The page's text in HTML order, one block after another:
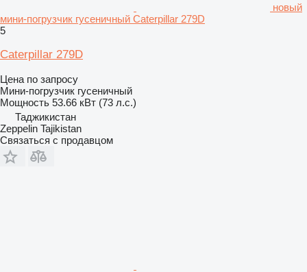
новый
мини-погрузчик гусеничный Caterpillar 279D
5
Caterpillar 279D
Цена по запросу
Мини-погрузчик гусеничный
Мощность 53.66 кВт (73 л.с.)
Таджикистан
Zeppelin Tajikistan
Связаться с продавцом